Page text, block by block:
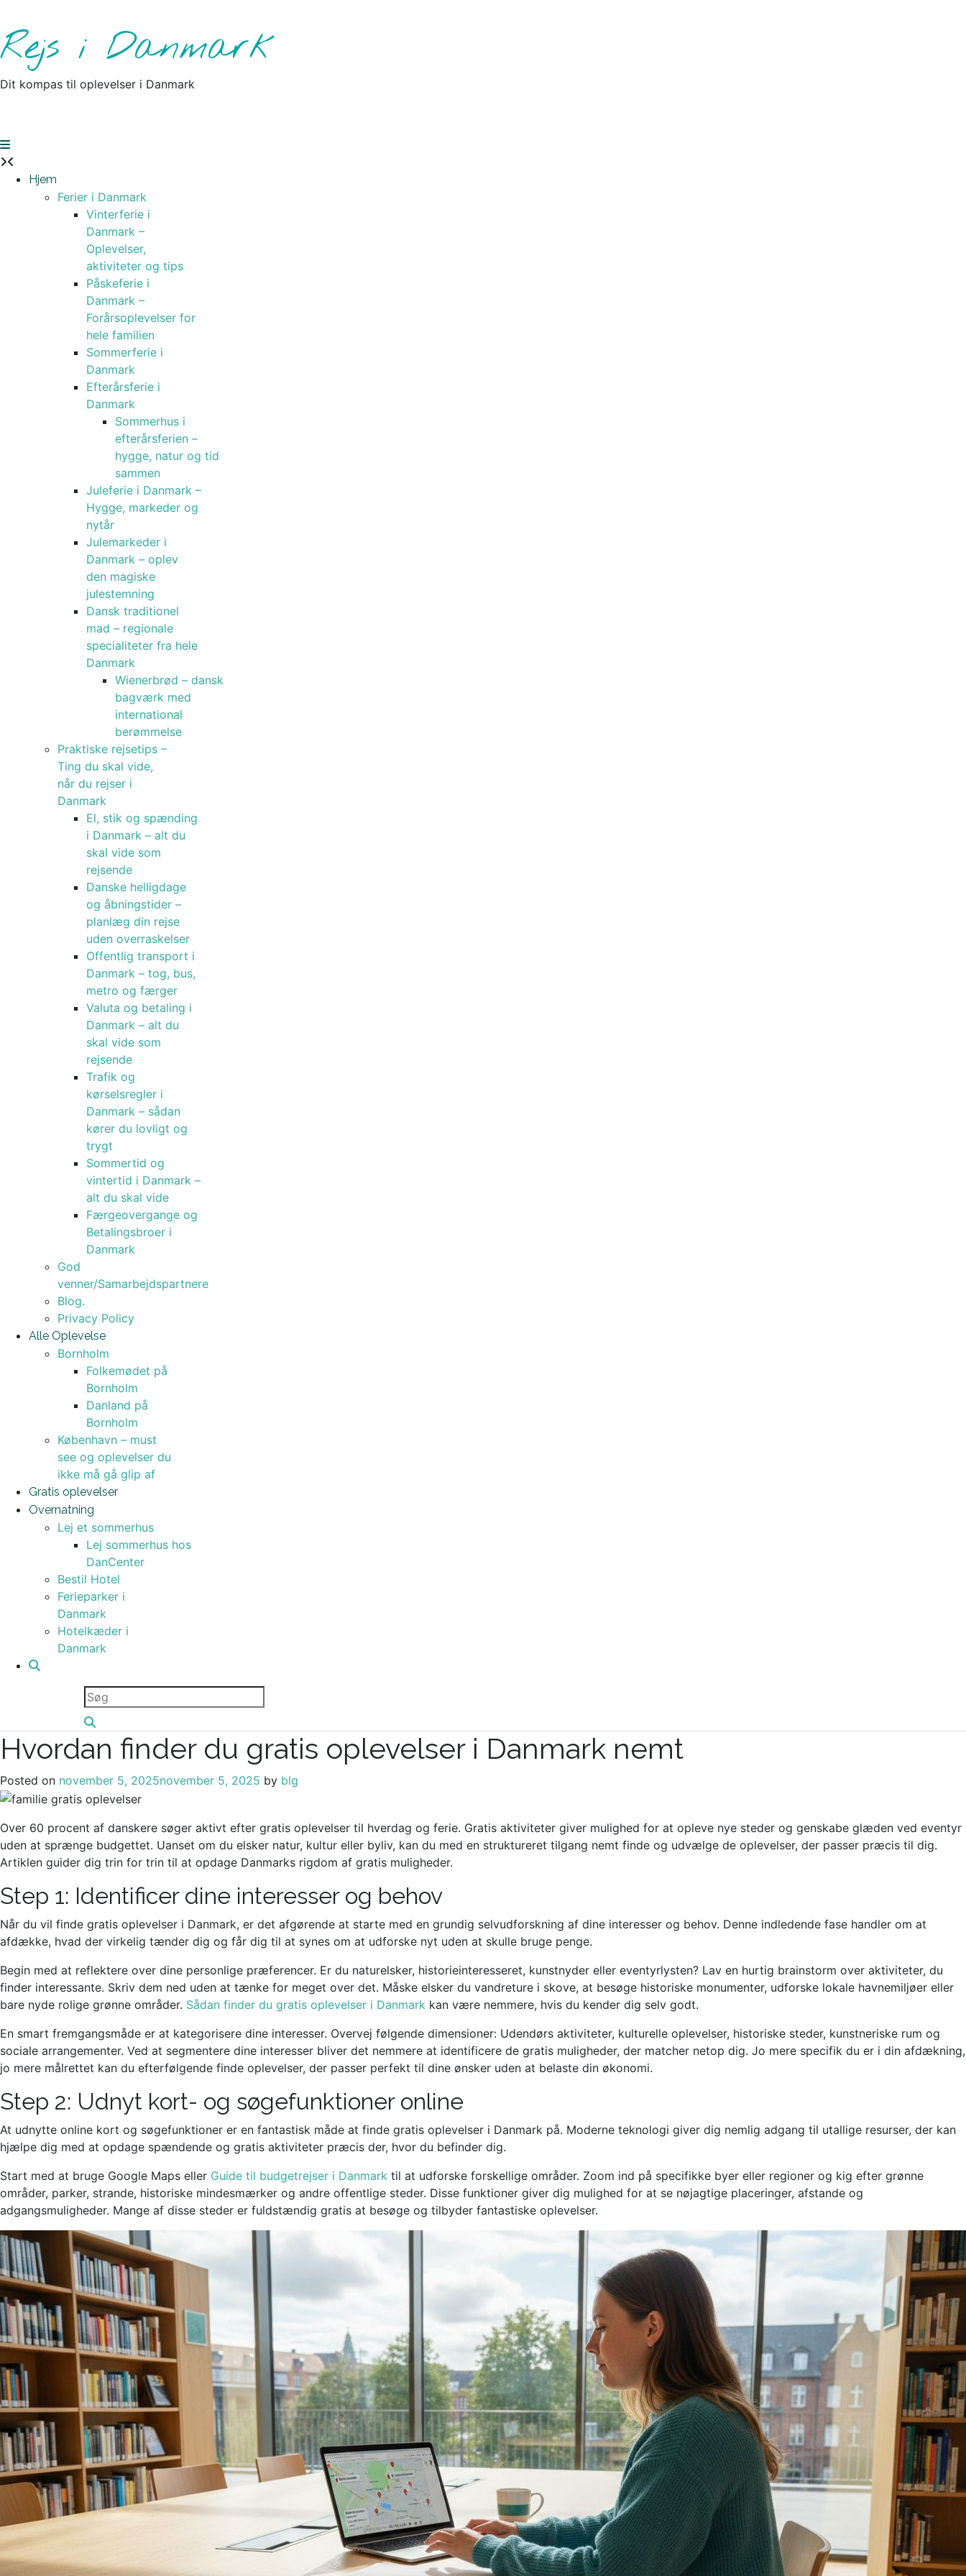
content
Rejs i Danmark
Dit kompas til oplevelser i Danmark
Hjem
Ferier i Danmark
Vinterferie i
Danmark –
Oplevelser,
aktiviteter og tips
Påskeferie i
Danmark –
Forårsoplevelser for
hele familien
Sommerferie i
Danmark
Efterårsferie i
Danmark
Sommerhus i
efterårsferien –
hygge, natur og tid
sammen
Juleferie i Danmark –
Hygge, markeder og
nytår
Julemarkeder i
Danmark – oplev
den magiske
julestemning
Dansk traditionel
mad – regionale
specialiteter fra hele
Danmark
Wienerbrød – dansk
bagværk med
international
berømmelse
Praktiske rejsetips –
Ting du skal vide,
når du rejser i
Danmark
El, stik og spænding
i Danmark – alt du
skal vide som
rejsende
Danske helligdage
og åbningstider –
planlæg din rejse
uden overraskelser
Offentlig transport i
Danmark – tog, bus,
metro og færger
Valuta og betaling i
Danmark – alt du
skal vide som
rejsende
Trafik og
kørselsregler i
Danmark – sådan
kører du lovligt og
trygt
Sommertid og
vintertid i Danmark –
alt du skal vide
Færgeovergange og
Betalingsbroer i
Danmark
God
venner/Samarbejdspartnere
Blog.
Privacy Policy
Alle Oplevelse
Bornholm
Folkemødet på
Bornholm
Danland på
Bornholm
København – must
see og oplevelser du
ikke må gå glip af
Gratis oplevelser
Overnatning
Lej et sommerhus
Lej sommerhus hos
DanCenter
Bestil Hotel
Ferieparker i
Danmark
Hotelkæder i
Danmark
Hvordan finder du gratis oplevelser i Danmark nemt
Posted on november 5, 2025november 5, 2025 by blg
Over 60 procent af danskere søger aktivt efter gratis oplevelser til hverdag og ferie. Gratis aktiviteter giver mulighed for at opleve nye steder og genskabe glæden ved eventyr
uden at sprænge budgettet. Uanset om du elsker natur, kultur eller byliv, kan du med en struktureret tilgang nemt finde og udvælge de oplevelser, der passer præcis til dig.
Artiklen guider dig trin for trin til at opdage Danmarks rigdom af gratis muligheder.
Step 1: Identificer dine interesser og behov
Når du vil finde gratis oplevelser i Danmark, er det afgørende at starte med en grundig selvudforskning af dine interesser og behov. Denne indledende fase handler om at
afdække, hvad der virkelig tænder dig og får dig til at synes om at udforske nyt uden at skulle bruge penge.
Begin med at reflektere over dine personlige præferencer. Er du naturelsker, historieinteresseret, kunstnyder eller eventyrlysten? Lav en hurtig brainstorm over aktiviteter, du
finder interessante. Skriv dem ned uden at tænke for meget over det. Måske elsker du vandreture i skove, at besøge historiske monumenter, udforske lokale havnemiljøer eller
bare nyde rolige grønne områder. Sådan finder du gratis oplevelser i Danmark kan være nemmere, hvis du kender dig selv godt.
En smart fremgangsmåde er at kategorisere dine interesser. Overvej følgende dimensioner: Udendørs aktiviteter, kulturelle oplevelser, historiske steder, kunstneriske rum og
sociale arrangementer. Ved at segmentere dine interesser bliver det nemmere at identificere de gratis muligheder, der matcher netop dig. Jo mere specifik du er i din afdækning,
jo mere målrettet kan du efterfølgende finde oplevelser, der passer perfekt til dine ønsker uden at belaste din økonomi.
Step 2: Udnyt kort- og søgefunktioner online
At udnytte online kort og søgefunktioner er en fantastisk måde at finde gratis oplevelser i Danmark på. Moderne teknologi giver dig nemlig adgang til utallige resurser, der kan
hjælpe dig med at opdage spændende og gratis aktiviteter præcis der, hvor du befinder dig.
Start med at bruge Google Maps eller Guide til budgetrejser i Danmark til at udforske forskellige områder. Zoom ind på specifikke byer eller regioner og kig efter grønne
områder, parker, strande, historiske mindesmærker og andre offentlige steder. Disse funktioner giver dig mulighed for at se nøjagtige placeringer, afstande og
adgangsmuligheder. Mange af disse steder er fuldstændig gratis at besøge og tilbyder fantastiske oplevelser.